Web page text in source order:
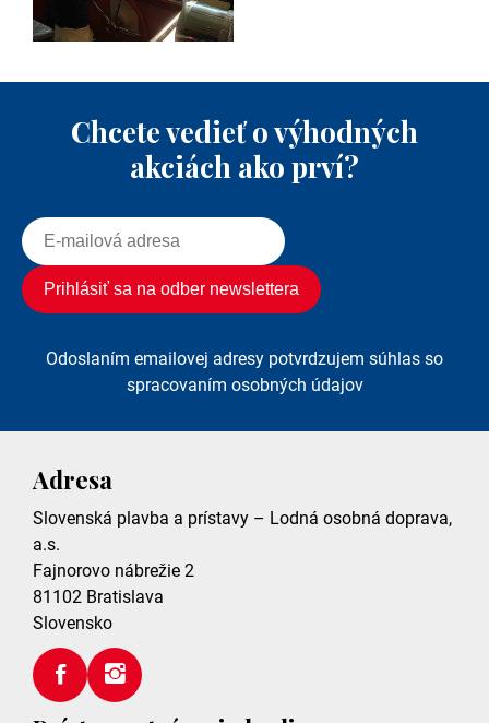
Chcete vedieť o výhodných
akciách ako prví?
Odoslaním emailovej adresy potvrdzujem súhlas so
spracovaním osobných údajov
Adresa
Slovenská plavba a prístavy – Lodná osobná doprava,
a.s.
Fajnorovo nábrežie 2
81102 Bratislava
Slovensko